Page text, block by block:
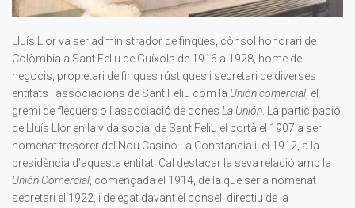
Lluís Llor va ser administrador de finques, cònsol honorari de
Colòmbia a Sant Feliu de Guíxols de 1916 a 1928, home de
negocis, propietari de finques rústiques i secretari de diverses
entitats i associacions de Sant Feliu com la Unión comercial , el
gremi de flequers o l’associació de dones La Unión . La participació
de Lluís Llor en la vida social de Sant Feliu el portà el 1907 a ser
nomenat tresorer del Nou Casino La Constància i, el 1912, a la
presidència d’aquesta entitat. Cal destacar la seva relació amb la
Unión Comercial , començada el 1914, de la que seria nomenat
secretari el 1922, i delegat davant el consell directiu de la